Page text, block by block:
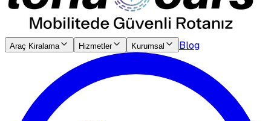
Araç Kiralama Hizmetler Kurumsal Blog